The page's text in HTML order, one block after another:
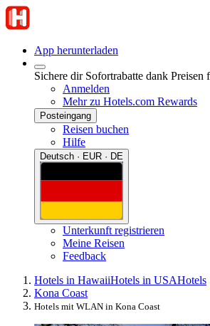
App herunterladen
Sichere dir Sofortrabatte dank
Anmelden
Mehr zu Hotels.com Rewards
Posteingang
Reisen buchen
Hilfe
Deutsch · EUR · DE
Unterkunft registrieren
Meine Reisen
Feedback
Hotels in HawaiiHotels in USAHotels
Kona Coast
Hotels mit WLAN in Kona Coast